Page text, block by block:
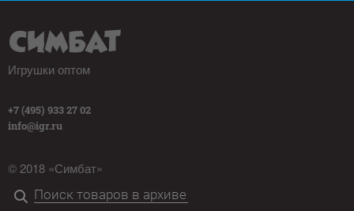
Игрушки оптом
+7 (495) 933 27 02
info@igr.ru
© 2018 «Симбат»